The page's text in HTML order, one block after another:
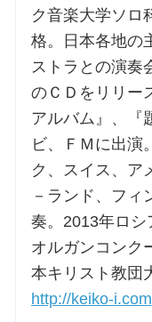
ク音楽大学ソロ
格。日本各地の
ストラとの演奏
のＣＤをリリー
アルバム』、『
ビ、ＦＭに出演
ク、スイス、ア
－ランド、フィ
奏。2013年ロシ
オルガンコンク
本キリスト教団
http://keiko-i.com